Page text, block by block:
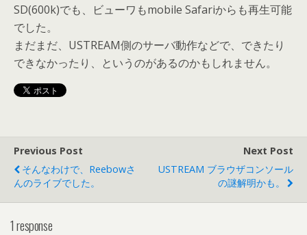
SD(600k)でも、ビューワもmobile Safariからも再生可能
でした。
まだまだ、USTREAM側のサーバ動作などで、できたり
できなかったり、というのがあるのかもしれません。
Previous Post
そんなわけで、Reebowさ
んのライブでした。
Next Post
USTREAM ブラウザコンソール
の謎解明かも。
1 response